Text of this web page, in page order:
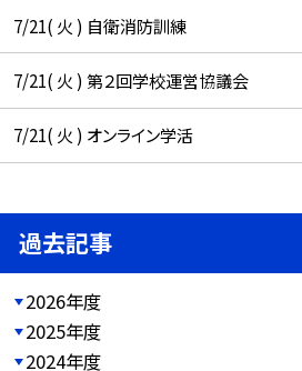
7/21( 火 ) 自衛消防訓練
7/21( 火 ) 第２回学校運営協議会
7/21( 火 ) オンライン学活
過去記事
2026年度
2025年度
2024年度